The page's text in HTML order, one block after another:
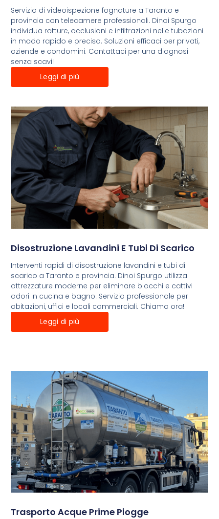
Servizio di videoispezione fognature a Taranto e
provincia con telecamere professionali. Dinoi Spurgo
individua rotture, occlusioni e infiltrazioni nelle tubazioni
in modo rapido e preciso. Soluzioni efficaci per privati,
aziende e condomini. Contattaci per una diagnosi
senza scavi!
Leggi di più
Disostruzione Lavandini E Tubi Di Scarico
Interventi rapidi di disostruzione lavandini e tubi di
scarico a Taranto e provincia. Dinoi Spurgo utilizza
attrezzature moderne per eliminare blocchi e cattivi
odori in cucina e bagno. Servizio professionale per
abitazioni, uffici e locali commerciali. Chiama ora!
Leggi di più
Trasporto Acque Prime Piogge